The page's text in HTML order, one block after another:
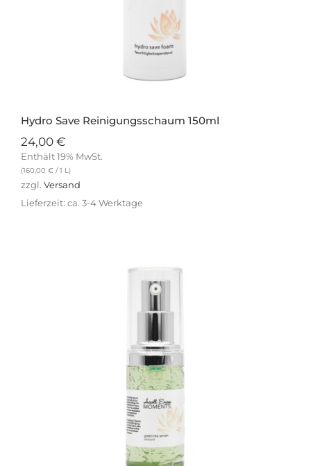
Hydro Save Reinigungsschaum 150ml
24,00 €
Enthält 19% MwSt.
(160,00 € / 1 L)
zzgl. Versand
Lieferzeit: ca. 3-4 Werktage